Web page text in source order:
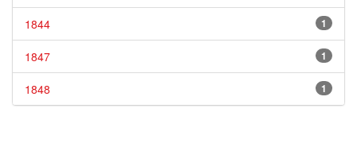
1
1844
1
1847
1
1848